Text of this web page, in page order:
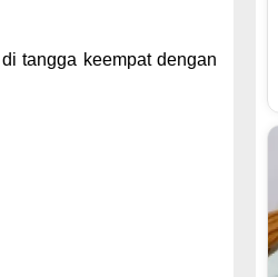
tangga keempat dengan